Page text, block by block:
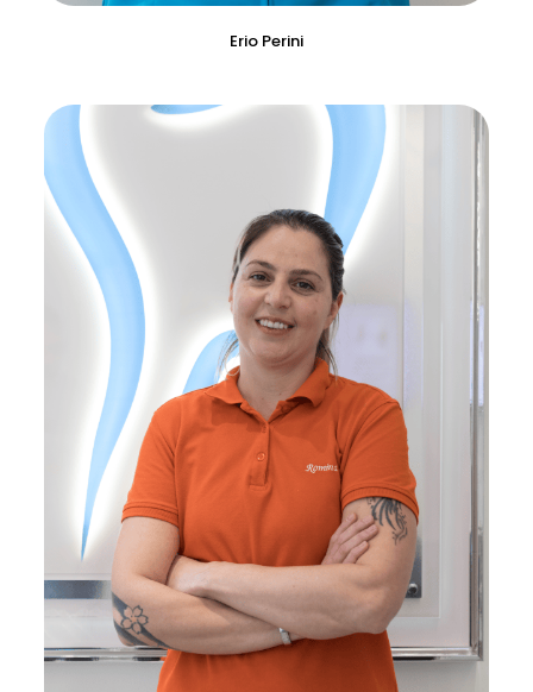
Erio Perini